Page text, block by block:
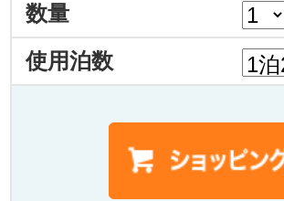
数量
使用泊数